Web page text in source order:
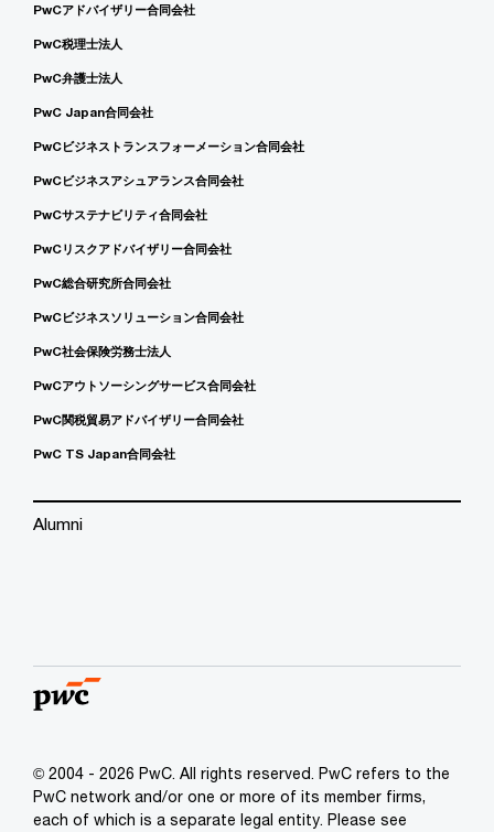
PwCアドバイザリー合同会社
PwC税理士法人
PwC弁護士法人
PwC Japan合同会社
PwCビジネストランスフォーメーション合同会社
PwCビジネスアシュアランス合同会社
PwCサステナビリティ合同会社
PwCリスクアドバイザリー合同会社
PwC総合研究所合同会社
PwCビジネスソリューション合同会社
PwC社会保険労務士法人
PwCアウトソーシングサービス合同会社
PwC関税貿易アドバイザリー合同会社
PwC TS Japan合同会社
Alumni
© 2004 - 2026 PwC. All rights reserved. PwC refers to the
PwC network and/or one or more of its member firms,
each of which is a separate legal entity. Please see